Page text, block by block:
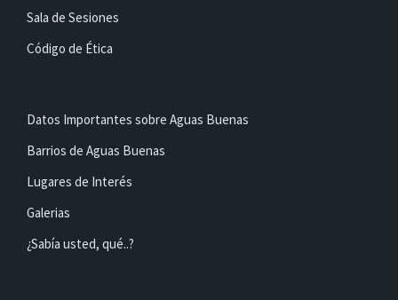
Sala de Sesiones
Código de Ética
Datos Importantes sobre Aguas Buenas
Barrios de Aguas Buenas
Lugares de Interés
Galerias
¿Sabía usted, qué..?